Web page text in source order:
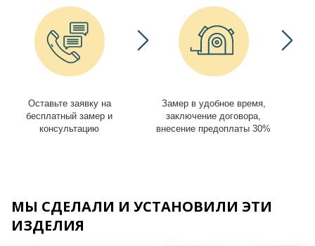
Оставьте заявку на
бесплатный замер и
консультацию
Замер в удобное время,
заключение договора,
внесение предоплаты 30%
МЫ СДЕЛАЛИ И УСТАНОВИЛИ ЭТИ
ИЗДЕЛИЯ